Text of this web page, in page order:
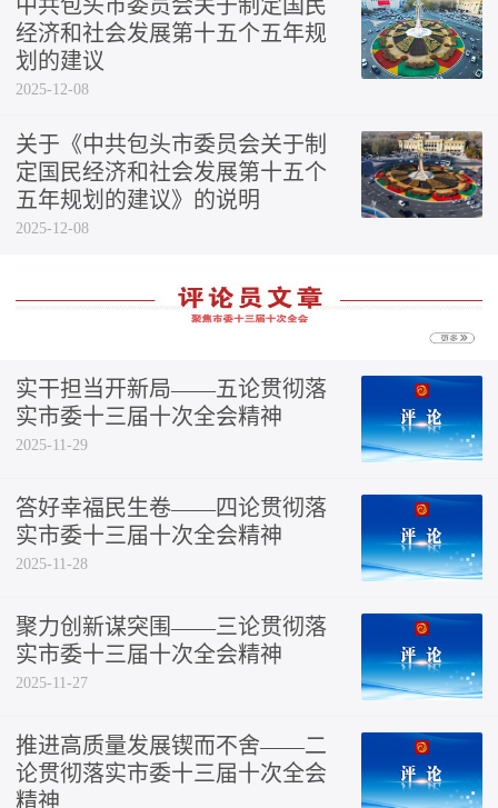
中共包头市委员会关于制定国民
经济和社会发展第十五个五年规
划的建议
2025-12-08
关于《中共包头市委员会关于制
定国民经济和社会发展第十五个
五年规划的建议》的说明
2025-12-08
实干担当开新局——五论贯彻落
实市委十三届十次全会精神
2025-11-29
答好幸福民生卷——四论贯彻落
实市委十三届十次全会精神
2025-11-28
聚力创新谋突围——三论贯彻落
实市委十三届十次全会精神
2025-11-27
推进高质量发展锲而不舍——二
论贯彻落实市委十三届十次全会
精神